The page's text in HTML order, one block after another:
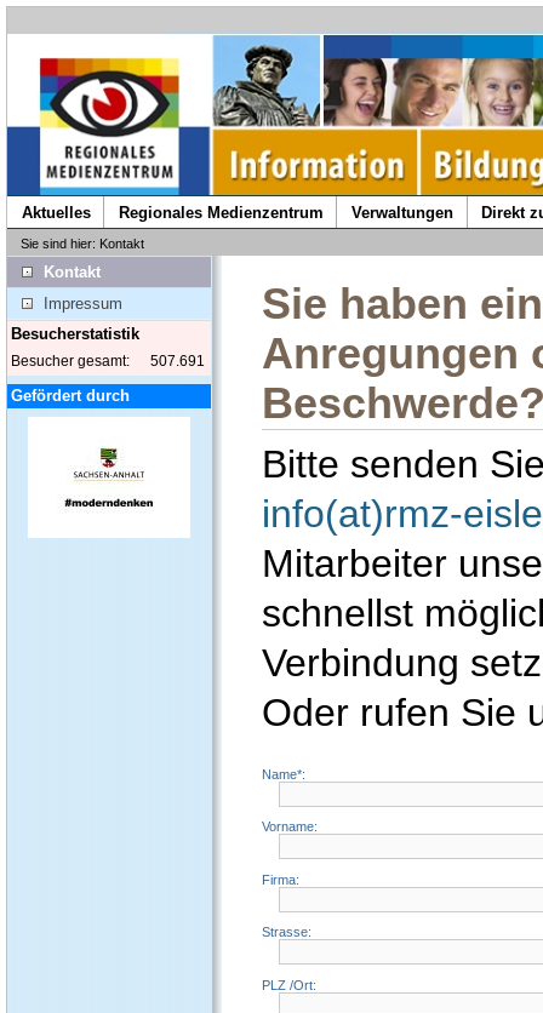
Aktuelles Regionales Medienzentrum Verwaltungen Direkt
Sie sind hier: Kontakt
Kontakt
Impressum
Besucherstatistik
Besucher gesamt: 507.691
Gefördert durch
Sie haben
Anregungen
Bitte senden
info(at)rmz-
Mitarbeiter
schnellst
Verbindung
Oder rufen Sie
Name*:
Vorname:
Firma:
Strasse:
PLZ /Ort: